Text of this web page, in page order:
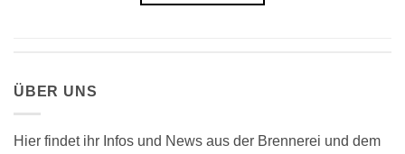
ÜBER UNS
Hier findet ihr Infos und News aus der Brennerei und dem